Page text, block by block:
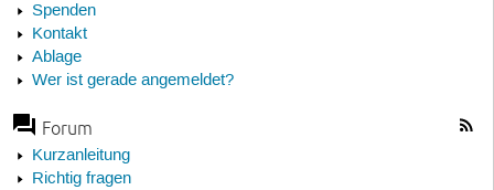
Spenden
Kontakt
Ablage
Wer ist gerade angemeldet?
Forum
Kurzanleitung
Richtig fragen